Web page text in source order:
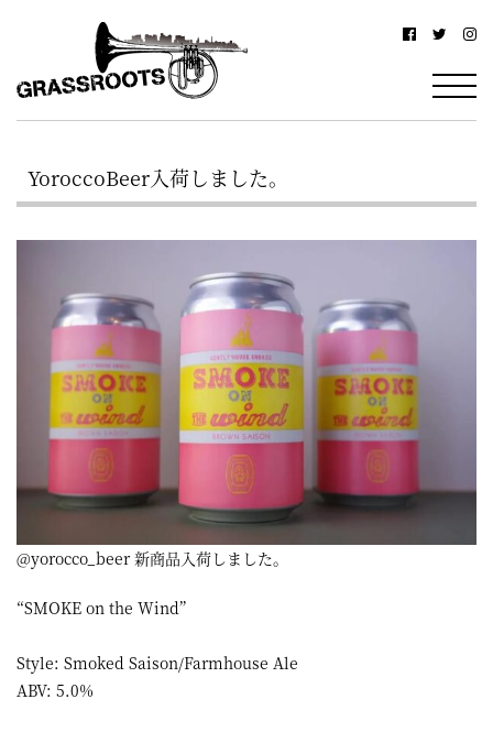
浜
グ
ス
ル
ツ
YOKOHAMA
Grassroots
–
駅
北
西
口
か
分・
鶴
町
に
る
ダ
YoroccoBeer入荷しました。
@yorocco_beer 新商品入荷しました。
“SMOKE on the Wind”
Style: Smoked Saison/Farmhouse Ale
ABV: 5.0%